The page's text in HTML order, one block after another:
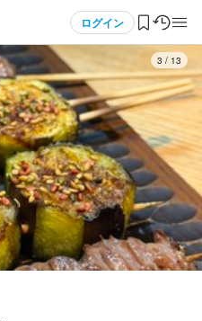
ログイン
料会員登録
3 / 13
ャー
インセンティブあり
画面へ進む
ービススタッフ
スタッフ
インセンティブあり
画面へ進む
インセンティブあり
画面へ進む
フ
インセンティブあり
画面へ進む
川端店
ービススタッフ
スタッフ
。週5日未満の場合は時給120
画面へ進む
川端店
フ
画面へ進む